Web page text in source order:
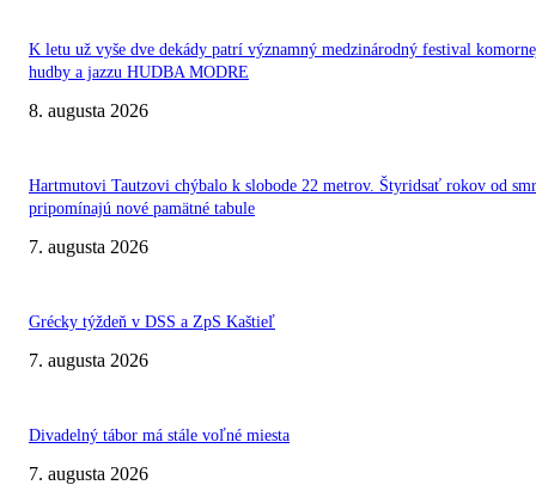
K letu už vyše dve dekády patrí významný medzinárodný festival
hudby a jazzu HUDBA MODRE
8. augusta 2026
Hartmutovi Tautzovi chýbalo k slobode 22 metrov. Štyridsať rokov od
pripomínajú nové pamätné tabule
7. augusta 2026
Grécky týždeň v DSS a ZpS Kaštieľ
7. augusta 2026
Divadelný tábor má stále voľné miesta
7. augusta 2026